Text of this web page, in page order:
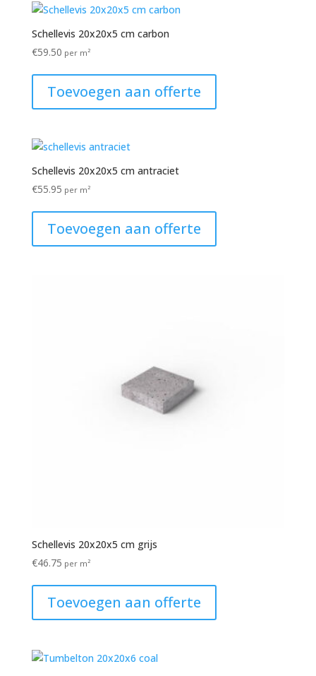
Schellevis 20x20x5 cm carbon
€59.50 per m²
Toevoegen aan offerte
Schellevis 20x20x5 cm antraciet
€55.95 per m²
Toevoegen aan offerte
Schellevis 20x20x5 cm grijs
€46.75 per m²
Toevoegen aan offerte